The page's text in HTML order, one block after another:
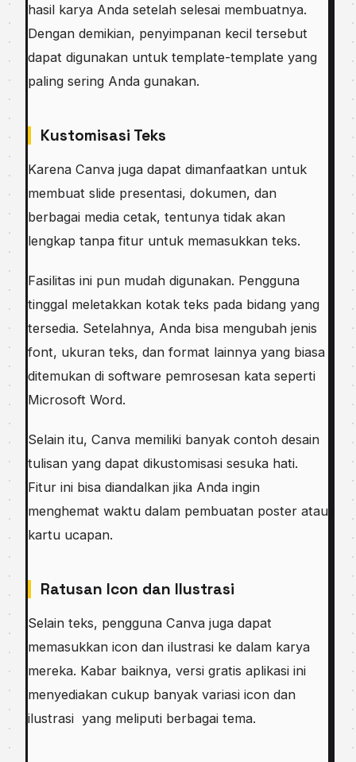
hasil karya Anda setelah selesai membuatnya.
Dengan demikian, penyimpanan kecil tersebut
dapat digunakan untuk template-template yang
paling sering Anda gunakan.
Kustomisasi Teks
Karena Canva juga dapat dimanfaatkan untuk
membuat slide presentasi, dokumen, dan
berbagai media cetak, tentunya tidak akan
lengkap tanpa fitur untuk memasukkan teks.
Fasilitas ini pun mudah digunakan. Pengguna
tinggal meletakkan kotak teks pada bidang yang
tersedia. Setelahnya, Anda bisa mengubah jenis
font, ukuran teks, dan format lainnya yang biasa
ditemukan di software pemrosesan kata seperti
Microsoft Word.
Selain itu, Canva memiliki banyak contoh desain
tulisan yang dapat dikustomisasi sesuka hati.
Fitur ini bisa diandalkan jika Anda ingin
menghemat waktu dalam pembuatan poster atau
kartu ucapan.
Ratusan Icon dan Ilustrasi
Selain teks, pengguna Canva juga dapat
memasukkan icon dan ilustrasi ke dalam karya
mereka. Kabar baiknya, versi gratis aplikasi ini
menyediakan cukup banyak variasi icon dan
ilustrasi yang meliputi berbagai tema.